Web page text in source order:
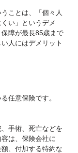
ことは、「個々人
い」というデメ
障が最長85歳まで
人にはデメリット
任意保険です。
手術、死亡などを
は、保険会社に
、付加する特約な